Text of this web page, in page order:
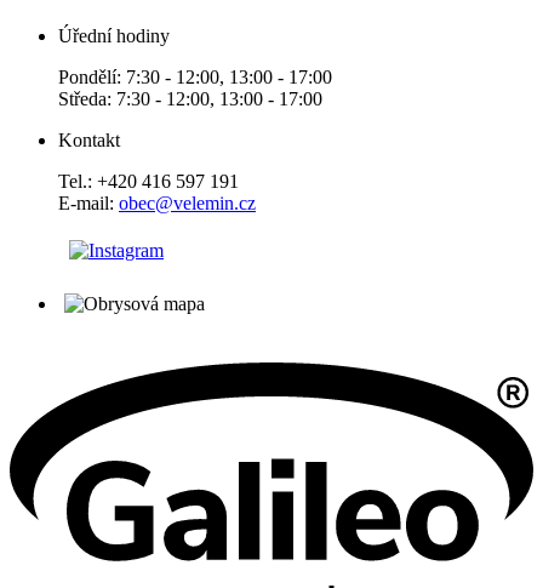
Úřední hodiny
Pondělí: 7:30 - 12:00, 13:00 - 17:00
Středa: 7:30 - 12:00, 13:00 - 17:00
Kontakt
Tel.: +420 416 597 191
E-mail: obec@velemin.cz